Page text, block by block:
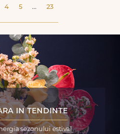
4 5 ... 23
in tendinte
sezonului estival